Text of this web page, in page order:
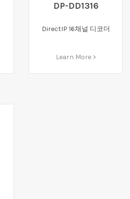
DP-DD1316
DirectIP 16채널 디코더
Learn More >